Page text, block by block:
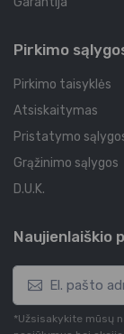
Pirkimo
Pirkimo taisyklės
Atsiskaitymas
Pristatymo
Grąžinimo sąlygos
D.U.K.
Naujienlaiškio
*Užsisakykite mūsų